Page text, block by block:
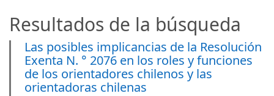
Resultados de la búsqueda
Las posibles implicancias de la Resolución
Exenta N. ° 2076 en los roles y funciones
de los orientadores chilenos y las
orientadoras chilenas